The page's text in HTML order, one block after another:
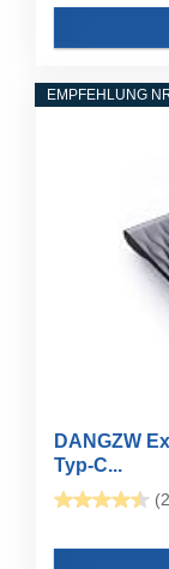
EMPFEHLUNG
DANGZW
Typ-C...